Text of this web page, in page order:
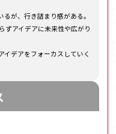
が、行き詰まり感がある。
ずアイデアに未来性や広がり
イデアをフォーカスしていく